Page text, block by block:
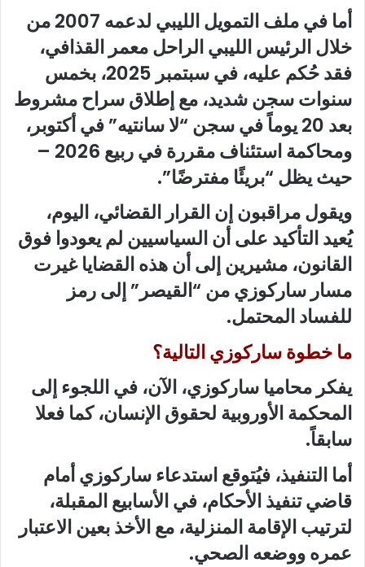
أما في ملف التمويل الليبي لدعمه 2007 من
خلال الرئيس الليبي الراحل معمر القذافي،
فقد حُكم عليه، في سبتمبر 2025، بخمس
سنوات سجن شديد، مع إطلاق سراح مشروط
بعد 20 يوماً في سجن “لا سانتيه” في أكتوبر،
ومحاكمة استئناف مقررة في ربيع 2026 –
حيث يظل “بريئًا مفترضًا”.
ويقول مراقبون إن القرار القضائي، اليوم،
يُعيد التأكيد على أن السياسيين لم يعودوا فوق
القانون، مشيرين إلى أن هذه القضايا غيرت
مسار ساركوزي من “القيصر” إلى رمز
للفساد المحتمل.
ما خطوة ساركوزي التالية؟
يفكر محاميا ساركوزي، الآن، في اللجوء إلى
المحكمة الأوروبية لحقوق الإنسان، كما فعلا
سابقاً.
أما التنفيذ، فيُتوقع استدعاء ساركوزي أمام
قاضي تنفيذ الأحكام، في الأسابيع المقبلة،
لترتيب الإقامة المنزلية، مع الأخذ بعين الاعتبار
عمره ووضعه الصحي.